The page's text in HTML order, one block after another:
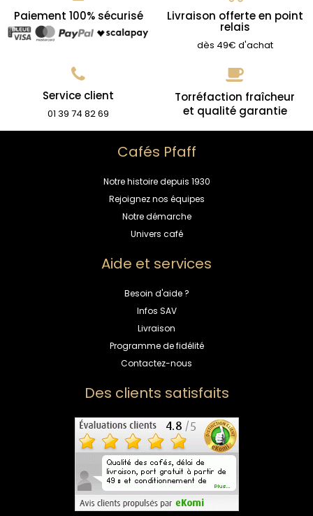
Paiement 100% sécurisé Livraison offerte en point
relais
dès 49€ d'achat
Service client
01 39 74 82 69
Torréfaction fraîcheur
et qualité garantie
Cafés Pfaff
Notre histoire depuis 1930
Rejoignez nos équipes
Notre démarche
Univers café
Aide et services
Besoin d'aide ?
Infos SAV
Livraison
Programme de fidélité
Contactez-nous
Des clients satisfaits